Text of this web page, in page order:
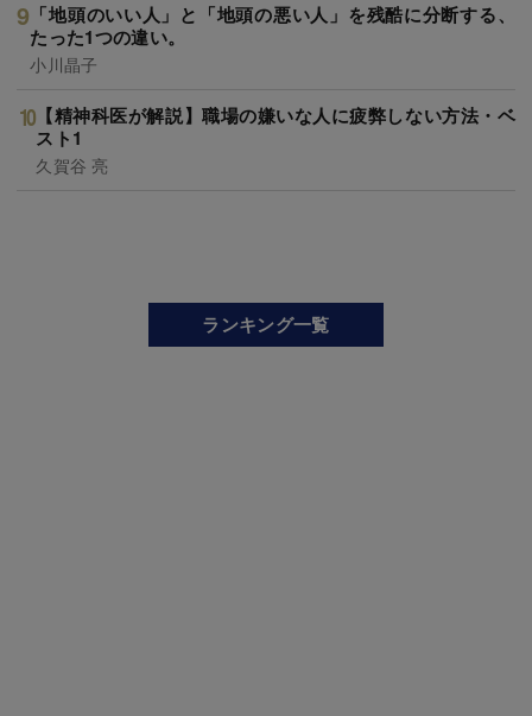
「地頭のいい人」と「地頭の悪い人」を残酷に分断する、
たった1つの違い。
小川晶子
【精神科医が解説】職場の嫌いな人に疲弊しない方法・ベ
スト1
久賀谷 亮
ランキング一覧